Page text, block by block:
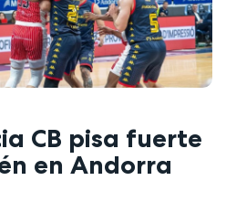
CB pisa fuerte
en Andorra